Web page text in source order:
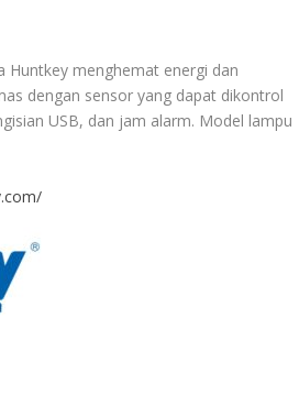
Huntkey menghemat energi dan
dengan sensor yang dapat dikontrol
USB, dan jam alarm. Model lampu